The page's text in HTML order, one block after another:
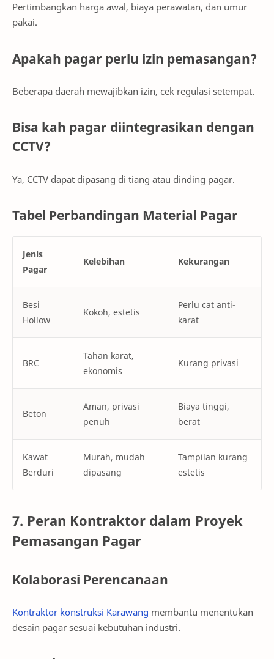
Pertimbangkan harga awal, biaya perawatan, dan umur
pakai.
Apakah pagar perlu izin pemasangan?
Beberapa daerah mewajibkan izin, cek regulasi setempat.
Bisa kah pagar diintegrasikan dengan
CCTV?
Ya, CCTV dapat dipasang di tiang atau dinding pagar.
Tabel Perbandingan Material Pagar
Jenis
Pagar
Kelebihan Kekurangan
Besi
Hollow
Kokoh, estetis
Perlu cat anti-
karat
BRC
Tahan karat,
ekonomis
Kurang privasi
Beton
Aman, privasi
penuh
Biaya tinggi,
berat
Kawat
Berduri
Murah, mudah
dipasang
Tampilan kurang
estetis
7. Peran Kontraktor dalam Proyek
Pemasangan Pagar
Kolaborasi Perencanaan
Kontraktor konstruksi Karawang membantu menentukan
desain pagar sesuai kebutuhan industri.